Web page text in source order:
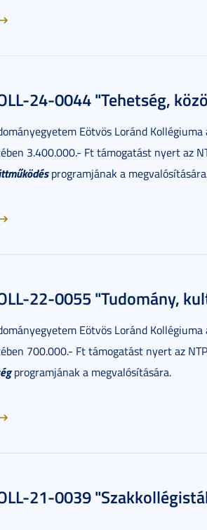
24-0044 "Tehetség,
Eötvös Loránd
3.400.000.- Ft támogatást nyert az
programjának a
22-0055 "Tudomány,
Eötvös Loránd
700.000.- Ft támogatást nyert az
programjának a megvalósítására.
21-0039